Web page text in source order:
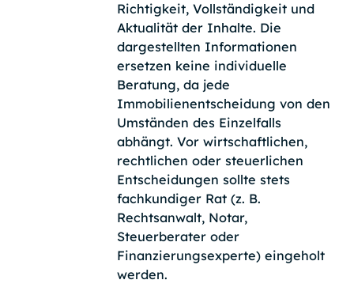
Richtigkeit, Vollständigkeit und
Aktualität der Inhalte. Die
dargestellten Informationen
ersetzen keine individuelle
Beratung, da jede
Immobilienentscheidung von den
Umständen des Einzelfalls
abhängt. Vor wirtschaftlichen,
rechtlichen oder steuerlichen
Entscheidungen sollte stets
fachkundiger Rat (z. B.
Rechtsanwalt, Notar,
Steuerberater oder
Finanzierungsexperte) eingeholt
werden.